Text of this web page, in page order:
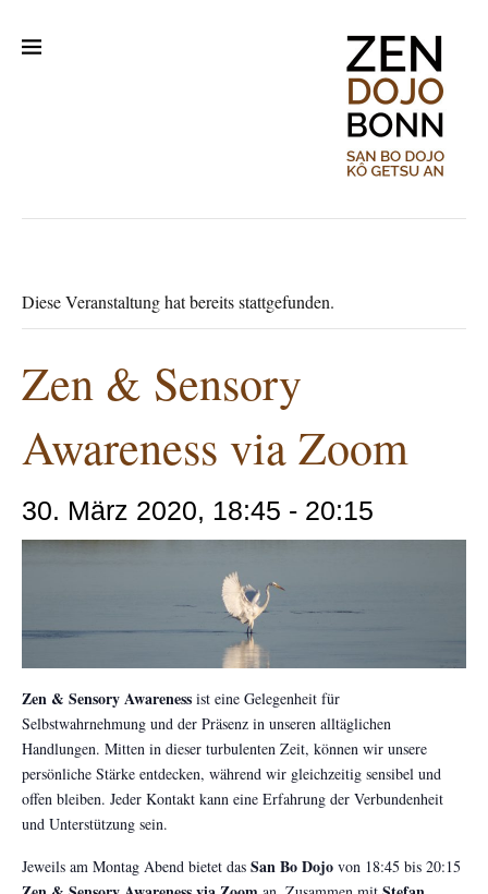
Diese Veranstaltung hat bereits stattgefunden.
Zen & Sensory
Awareness via Zoom
30. März 2020, 18:45 - 20:15
Zen & Sensory Awareness ist eine Gelegenheit für
Selbstwahrnehmung und der Präsenz in unseren alltäglichen
Handlungen. Mitten in dieser turbulenten Zeit, können wir unsere
persönliche Stärke entdecken, während wir gleichzeitig sensibel und
offen bleiben. Jeder Kontakt kann eine Erfahrung der Verbundenheit
und Unterstützung sein.
Jeweils am Montag Abend bietet das San Bo Dojo von 18:45 bis 20:15